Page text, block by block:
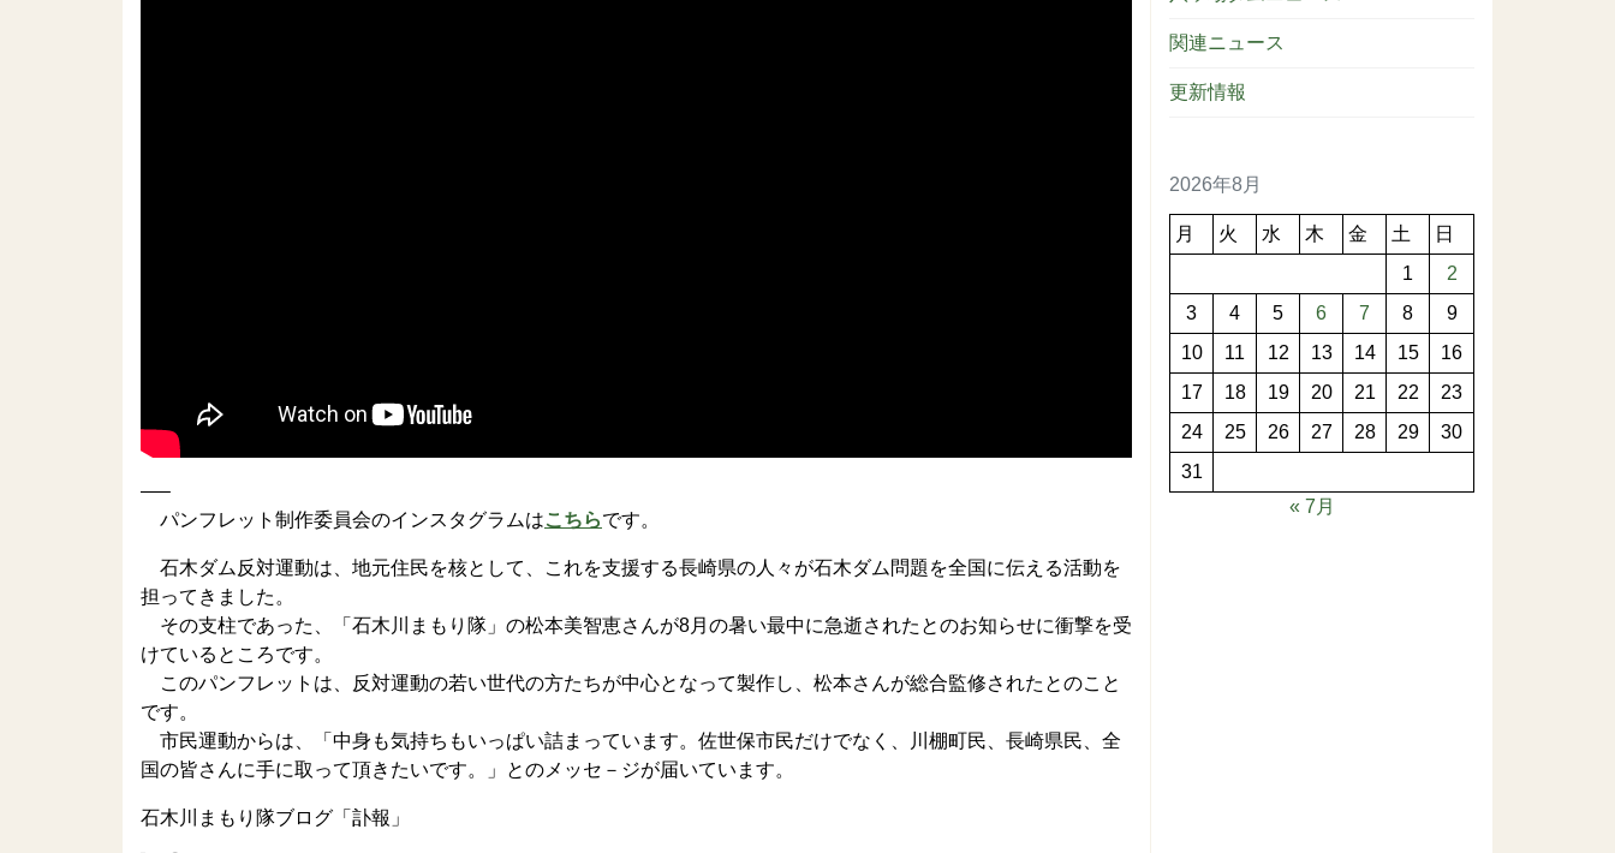
—–
パンフレット制作委員会のインスタグラムはこちらです。
石木ダム反対運動は、地元住民を核として、これを支援する長崎県の人々が石木ダム問題を全国に伝える活動を
担ってきました。
その支柱であった、「石木川まもり隊」の松本美智恵さんが8月の暑い最中に急逝されたとのお知らせに衝撃を受
けているところです。
このパンフレットは、反対運動の若い世代の方たちが中心となって製作し、松本さんが総合監修されたとのこと
です。
市民運動からは、「中身も気持ちもいっぱい詰まっています。佐世保市民だけでなく、川棚町民、長崎県民、全
国の皆さんに手に取って頂きたいです。」とのメッセ－ジが届いています。
石木川まもり隊ブログ「訃報」
関連ニュース
更新情報
2026年8月
月 火 水 木 金 土
日
1
2
3
4 5 6 7 8
9
10
11 12 13 14 15
16
17
18 19 20 21 22
23
24
25 26 27 28 29
30
31
« 7月